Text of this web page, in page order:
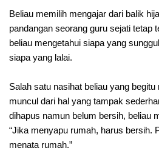
Beliau memilih mengajar dari balik
pandangan seorang guru sejati tetap
beliau mengetahui siapa yang
siapa yang lalai.
‎Salah satu nasihat beliau yang
muncul dari hal yang tampak
dihapus namun belum bersih, beliau
“Jika menyapu rumah, harus bersih.
menata rumah.”